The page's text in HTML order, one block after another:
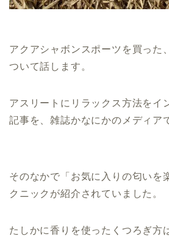
アクアシャボンスポーツを買った
ついて話します。
アスリートにリラックス方法をイ
記事を、雑誌かなにかのメディア
そのなかで「お気に入りの匂いを
クニックが紹介されていました。
たしかに香りを使ったくつろぎ方